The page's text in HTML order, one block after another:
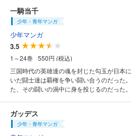
一騎当千
少年・青年マンガ
少年マンガ
3.5
1～24巻
550円 (税込)
三国時代の英雄達の魂を封じた勾玉が日本
いだ闘士達は覇権を争い闘い合うのだった
た、その闘いの渦中に身を投じるのだった
ガッデス
少年・青年マンガ